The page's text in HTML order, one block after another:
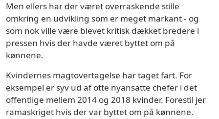
Men ellers har der været overraskende stille
omkring en udvikling som er meget markant - og
som nok ville være blevet kritisk dækket bredere i
pressen hvis der havde været byttet om på
kønnene.
Kvindernes magtovertagelse har taget fart. For
eksempel er syv ud af otte nyansatte chefer i det
offentlige mellem 2014 og 2018 kvinder. Forestil jer
ramaskriget hvis der var byttet om på kønnene.